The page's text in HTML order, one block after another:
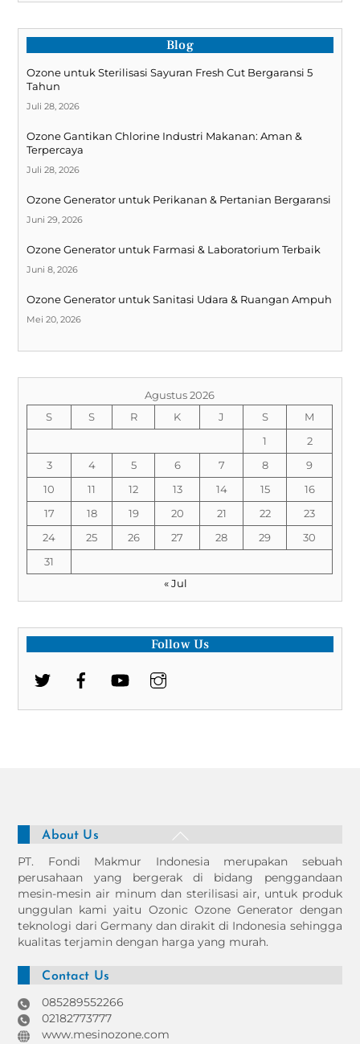
Blog
Ozone untuk Sterilisasi Sayuran Fresh Cut Bergaransi 5
Tahun
Juli 28, 2026
Ozone Gantikan Chlorine Industri Makanan: Aman &
Terpercaya
Juli 28, 2026
Ozone Generator untuk Perikanan & Pertanian Bergaransi
Juni 29, 2026
Ozone Generator untuk Farmasi & Laboratorium Terbaik
Juni 8, 2026
Ozone Generator untuk Sanitasi Udara & Ruangan Ampuh
Mei 20, 2026
Agustus 2026
S
S R K J S
M
1
2
3
4 5 6 7 8
9
10
11 12 13 14 15
16
17
18 19 20 21 22
23
24
25 26 27 28 29
30
31
« Jul
Follow Us
Back
Top
About Us
PT. Fondi Makmur Indonesia merupakan sebuah
perusahaan yang bergerak di bidang penggandaan
mesin-mesin air minum dan sterilisasi air, untuk produk
unggulan kami yaitu Ozonic Ozone Generator dengan
teknologi dari Germany dan dirakit di Indonesia sehingga
kualitas terjamin dengan harga yang murah.
Contact Us
085289552266
02182773777
www.mesinozone.com